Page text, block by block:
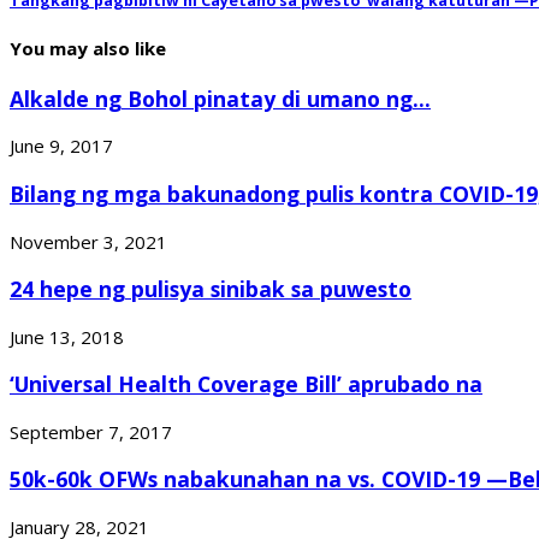
You may also like
Alkalde ng Bohol pinatay di umano ng...
June 9, 2017
Bilang ng mga bakunadong pulis kontra COVID-
November 3, 2021
24 hepe ng pulisya sinibak sa puwesto
June 13, 2018
‘Universal Health Coverage Bill’ aprubado na
September 7, 2017
50k-60k OFWs nabakunahan na vs. COVID-19
January 28, 2021